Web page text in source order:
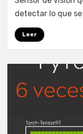
detectar lo que
Leer